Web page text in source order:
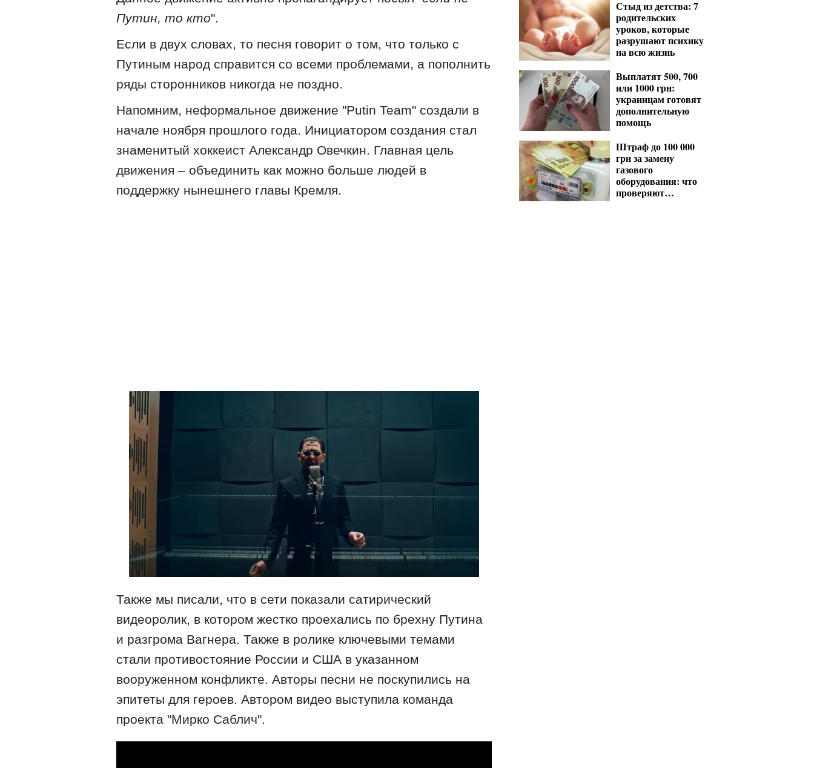
Путин, то кто".
Если в двух словах, то песня говорит о том, что только с
Путиным народ справится со всеми проблемами, а пополнить
ряды сторонников никогда не поздно.
Напомним, неформальное движение "Putin Team" создали в
начале ноября прошлого года. Инициатором создания стал
знаменитый хоккеист Александр Овечкин. Главная цель
движения – объединить как можно больше людей в
поддержку нынешнего главы Кремля.
Также мы писали, что в сети показали сатирический
видеоролик, в котором жестко проехались по брехну Путина
и разгрома Вагнера. Также в ролике ключевыми темами
стали противостояние России и США в указанном
вооруженном конфликте. Авторы песни не поскупились на
эпитеты для героев. Автором видео выступила команда
проекта "Мирко Саблич".
Стыд из детства: 7
родительских
уроков, которые
разрушают психику
на всю жизнь
Выплатят 500, 700
или 1000 грн:
украинцам готовят
дополнительную
помощь
Штраф до 100 000
грн за замену
газового
оборудования: что
проверяют